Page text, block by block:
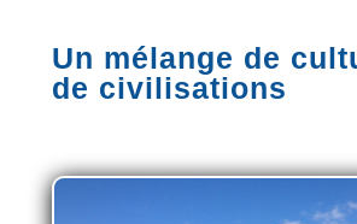
Un mélange de
de civilisations